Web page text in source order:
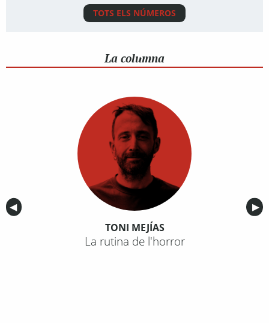
TOTS ELS NÚMEROS
La columna
Anterior
◀︎ ▶︎
TONI MEJÍAS
La rutina de l'horror